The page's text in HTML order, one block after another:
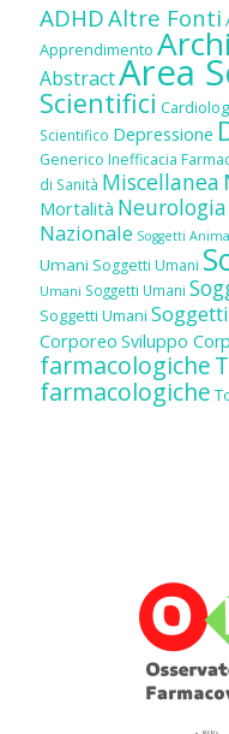
ADHDAltre Fonti
Apprendimento
AbstractArea
Scientifici
Scientifico Depressione
Generico Inefficacia
di Sanità Miscellanea
Mortalità Neurologia
Nazionale Soggetti
Umani Soggetti Umani
Umani Soggetti Umani
Soggetti Umani
Corporeo Sviluppo
farmacologiche
farmacologiche